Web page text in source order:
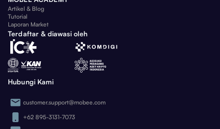
Artikel & Blog
Tutorial
Laporan Market
Terdaftar & diawasi oleh
Hubungi Kami
customer.support@mobee.com
+62 895-3131-7073